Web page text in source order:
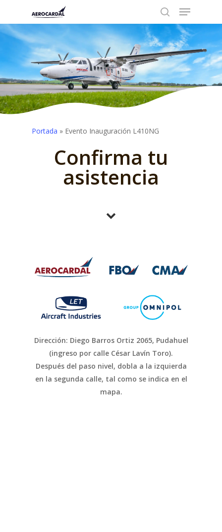
main
content
search
Menu
Portada » Evento Inauguración L410NG
Confirma tu
asistencia
Dirección: Diego Barros Ortiz 2065, Pudahuel
(ingreso por calle César Lavín Toro).
Después del paso nivel, dobla a la izquierda
en la segunda calle, tal como se indica en el
mapa.
Close
Menu